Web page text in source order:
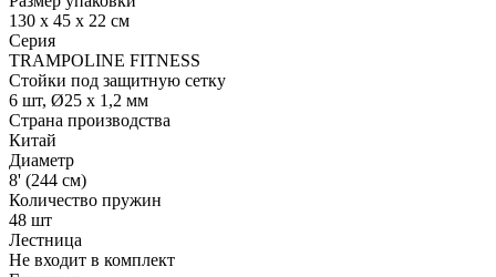
130 х 45 х 22 см
Серия
TRAMPOLINE FITNESS
Стойки под защитную сетку
6 шт, Ø25 х 1,2 мм
Страна производства
Китай
Диаметр
8' (244 см)
Количество пружин
48 шт
Лестница
Не входит в комплект